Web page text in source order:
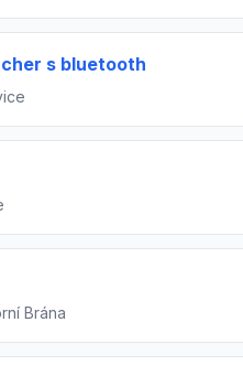
s bluetooth
Brána